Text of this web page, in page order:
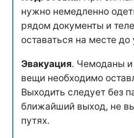
нужно немедленно
рядом документы и
оставаться на месте до
Эвакуация. Чемоданы и
вещи необходимо
Выходить следует без
ближайший выход, не
путях.